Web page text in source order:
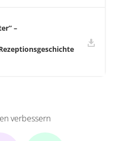
–
verbessern